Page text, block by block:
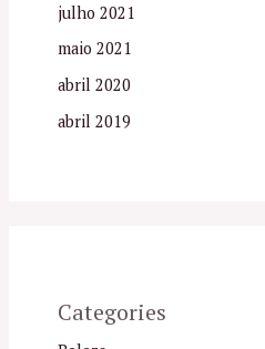
julho 2021
maio 2021
abril 2020
abril 2019
Categories